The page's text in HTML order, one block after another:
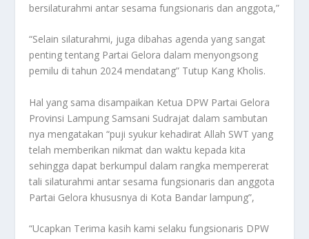
bersilaturahmi antar sesama fungsionaris dan anggota,”
“Selain silaturahmi, juga dibahas agenda yang sangat
penting tentang Partai Gelora dalam menyongsong
pemilu di tahun 2024 mendatang” Tutup Kang Kholis.
Hal yang sama disampaikan Ketua DPW Partai Gelora
Provinsi Lampung Samsani Sudrajat dalam sambutan
nya mengatakan “puji syukur kehadirat Allah SWT yang
telah memberikan nikmat dan waktu kepada kita
sehingga dapat berkumpul dalam rangka mempererat
tali silaturahmi antar sesama fungsionaris dan anggota
Partai Gelora khususnya di Kota Bandar lampung”,
“Ucapkan Terima kasih kami selaku fungsionaris DPW